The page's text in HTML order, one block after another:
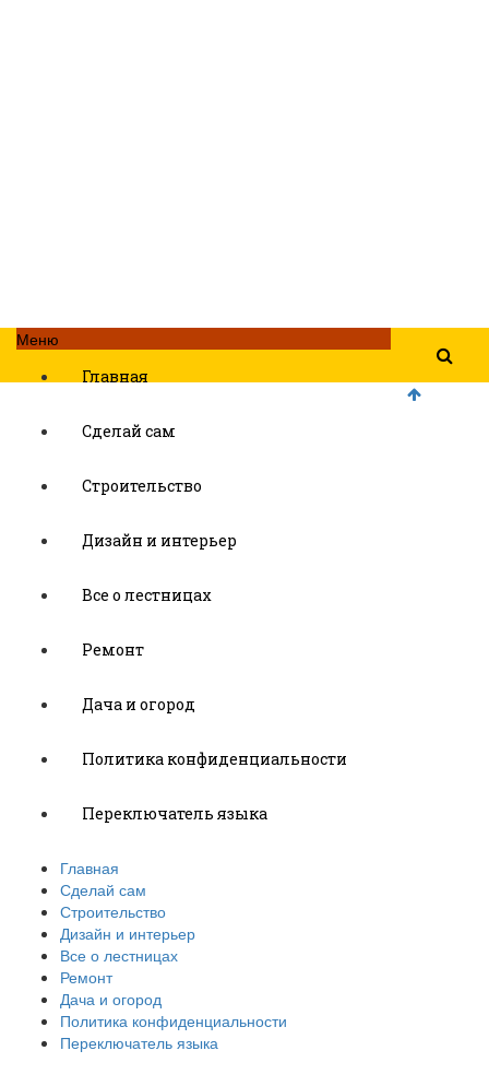
Меню
Главная
Сделай сам
Строительство
Дизайн и интерьер
Все о лестницах
Ремонт
Дача и огород
Политика конфиденциальности
Переключатель языка
Главная
Сделай сам
Строительство
Дизайн и интерьер
Все о лестницах
Ремонт
Дача и огород
Политика конфиденциальности
Переключатель языка